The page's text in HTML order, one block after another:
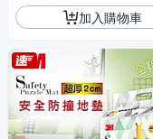
加入購物車